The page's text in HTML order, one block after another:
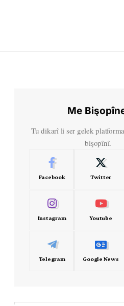
Me
Tu dikarî li ser gelek
bişopînî.
Facebook Twitter
Instagram Youtube
Telegram Google News